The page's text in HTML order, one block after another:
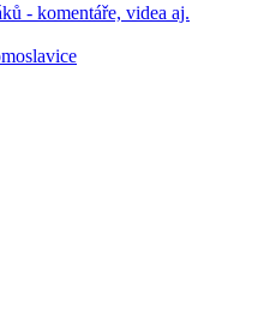
- komentáře, videa aj.